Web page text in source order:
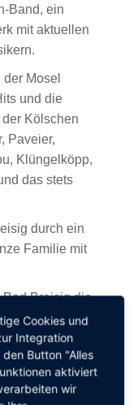
Band, ein
mit aktuellen
Mosel
und die
Kölschen
Paveier,
Klüngelköpp,
das stets
durch ein
Familie mit
Bad Breisig die
aus Tanz-
Cookies und
Integration
Button "Alles
aktiviert
wir